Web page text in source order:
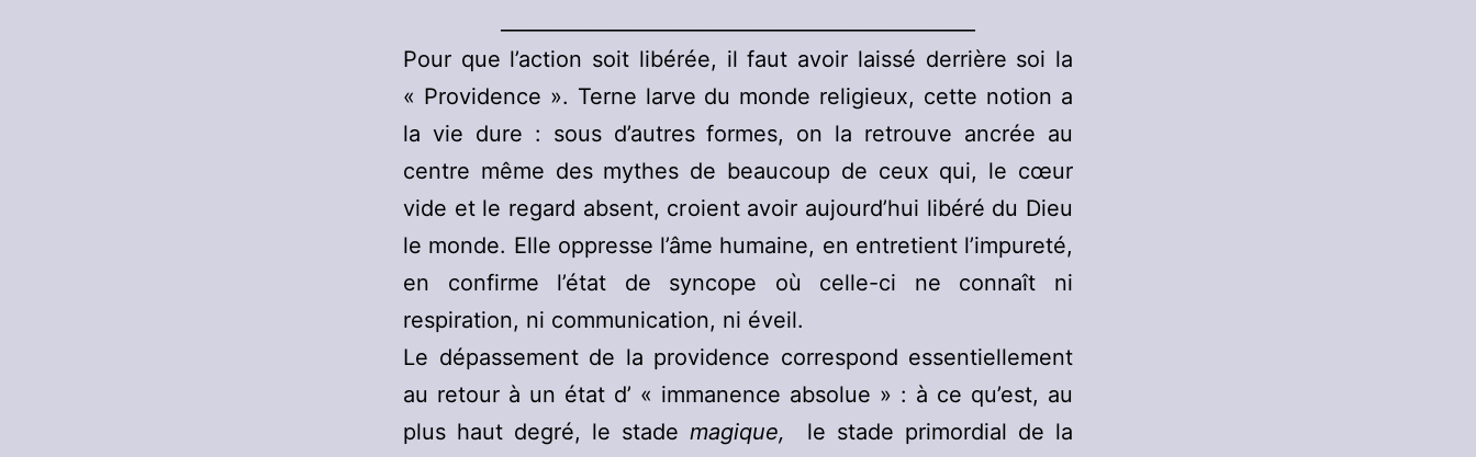
Pour que l’action soit libérée, il faut avoir laissé derrière soi la
« Providence ». Terne larve du monde religieux, cette notion a
la vie dure : sous d’autres formes, on la retrouve ancrée au
centre même des mythes de beaucoup de ceux qui, le cœur
vide et le regard absent, croient avoir aujourd’hui libéré du Dieu
le monde. Elle oppresse l’âme humaine, en entretient l’impureté,
en confirme l’état de syncope où celle-ci ne connaît ni
respiration, ni communication, ni éveil.
Le dépassement de la providence correspond essentiellement
au retour à un état d’ « immanence absolue » : à ce qu’est, au
plus haut degré, le stade magique,
le stade primordial de la